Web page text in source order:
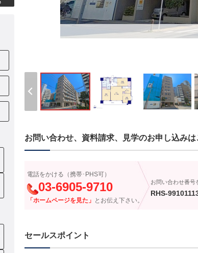
お問い合わせ、資料請求、見学のお申し込みは
電話をかける（携帯･PHS可）
03-6905-9710
「ホームページを見た」 とお伝え下さい。
お問い合わせ番号
RHS-
セールスポイント